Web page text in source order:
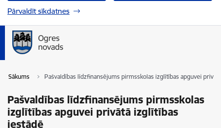
Pārvaldīt sīkdatnes
Sākums Pašvaldības līdzfinansējums pirmsskolas izglītības apguvei
Pašvaldības līdzfinansējums pirmsskolas
izglītības apguvei privātā izglītības
iestādē